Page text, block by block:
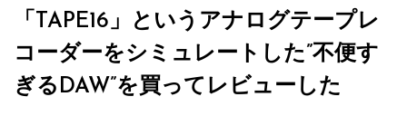
「TAPE16」というアナログテープレ
コーダーをシミュレートした”不便す
ぎるDAW”を買ってレビューした